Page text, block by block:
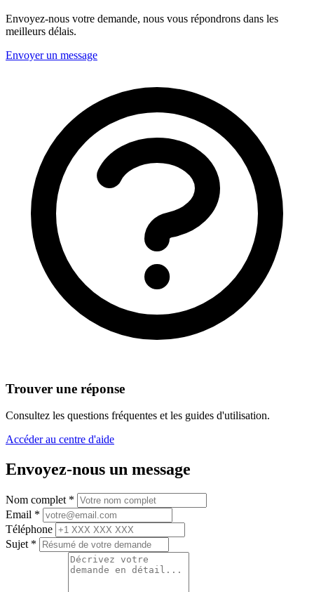
Envoyez-nous votre demande, nous vous répondrons dans les
meilleurs délais.
Envoyer un message
Trouver une réponse
Consultez les questions fréquentes et les guides d'utilisation.
Accéder au centre d'aide
Envoyez-nous un message
Nom complet *
Email *
Téléphone
Sujet *